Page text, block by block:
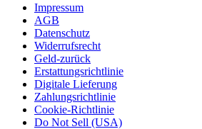
Impressum
AGB
Datenschutz
Widerrufsrecht
Geld-zurück
Erstattungsrichtlinie
Digitale Lieferung
Zahlungsrichtlinie
Cookie-Richtlinie
Do Not Sell (USA)